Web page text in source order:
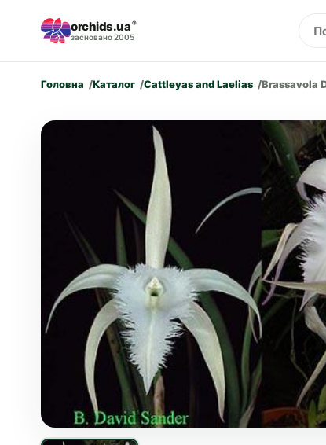
orchids.ua ®
засновано 2005
Головна Каталог Cattleyas and Laelias Brassavola